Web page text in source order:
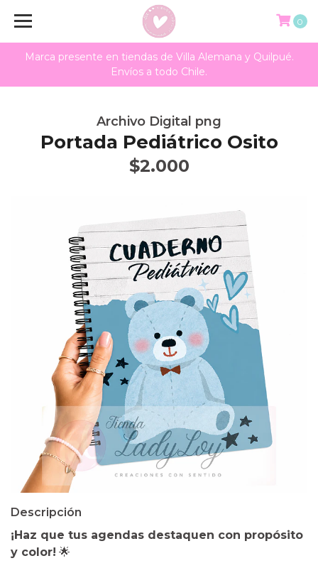
Marca presente en tiendas de Villa Alemana y Quilpué.
Envíos a todo Chile.
0
Archivo Digital png
Portada Pediátrico Osito
$2.000
Descripción
¡Haz que tus agendas destaquen con propósito
y color! 🌟